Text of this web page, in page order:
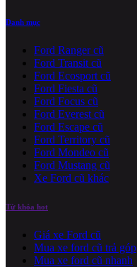
Danh mục
Ford Ranger cũ
Ford Transit cũ
Ford Ecosport cũ
Ford Fiesta cũ
Ford Focus cũ
Ford Everest cũ
Ford Escape cũ
Ford Territory cũ
Ford Mondeo cũ
Ford Mustang cũ
Xe Ford cũ khác
Từ khóa hot
Giá xe Ford cũ
Mua xe ford cũ trả góp
Mua xe ford cũ nhanh